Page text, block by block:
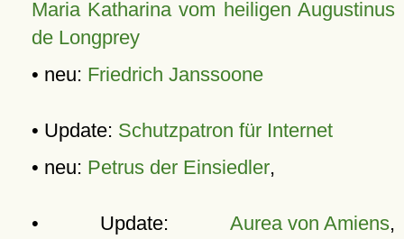
Maria Katharina vom heiligen Augustinus
de Longprey
• neu: Friedrich Janssoone
• Update: Schutzpatron für Internet
• neu: Petrus der Einsiedler,
• Update: Aurea von Amiens,